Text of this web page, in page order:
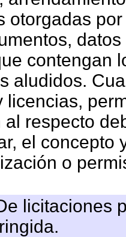
otorgadas
contengan
aludidos.
licencias,
al respecto
el concepto
o
licitaciones